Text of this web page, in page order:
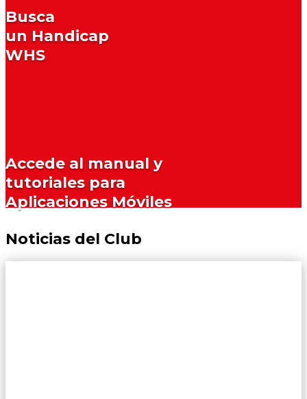
Busca
un Handicap
WHS
Accede al manual y
tutoriales para
Aplicaciones Móviles
Noticias del Club